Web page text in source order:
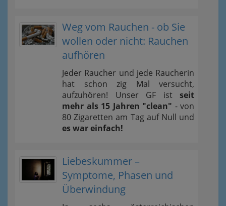
Weg vom Rauchen - ob Sie
wollen oder nicht: Rauchen
aufhören
Jeder Raucher und jede Raucherin
hat schon zig Mal versucht,
aufzuhören! Unser GF ist seit
mehr als 15 Jahren "clean" - von
80 Zigaretten am Tag auf Null und
es war einfach!
Liebeskummer –
Symptome, Phasen und
Überwindung